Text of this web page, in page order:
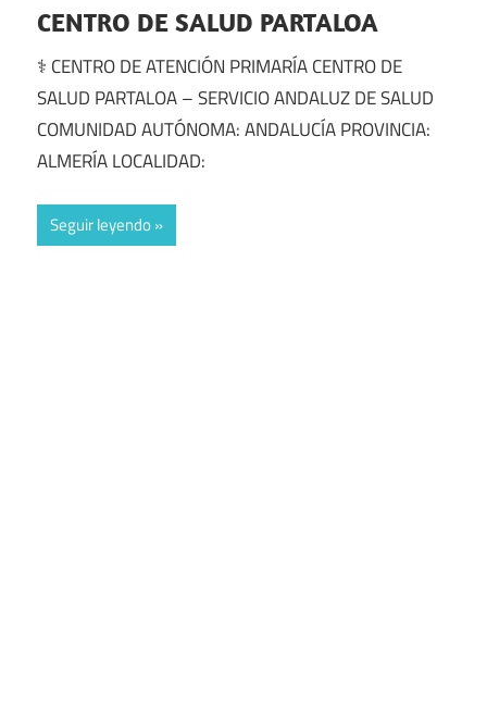
CENTRO DE SALUD PARTALOA
⚕️ CENTRO DE ATENCIÓN PRIMARÍA CENTRO DE
SALUD PARTALOA – SERVICIO ANDALUZ DE SALUD
COMUNIDAD AUTÓNOMA: ANDALUCÍA PROVINCIA:
ALMERÍA LOCALIDAD:
Seguir leyendo